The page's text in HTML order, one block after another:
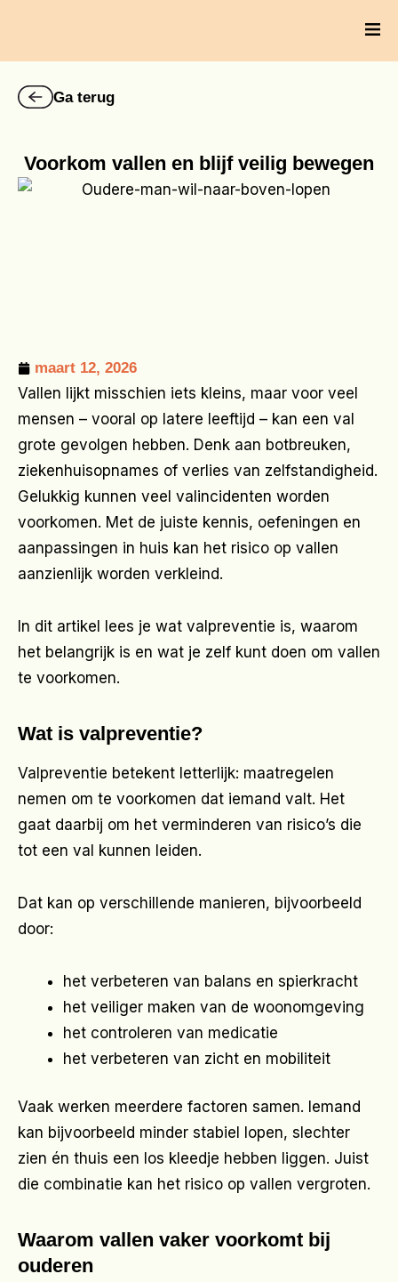
de
inhoud Ga terug
Voorkom vallen en blijf veilig bewegen
maart 12, 2026
Vallen lijkt misschien iets kleins, maar voor veel
mensen – vooral op latere leeftijd – kan een val
grote gevolgen hebben. Denk aan botbreuken,
ziekenhuisopnames of verlies van zelfstandigheid.
Gelukkig kunnen veel valincidenten worden
voorkomen. Met de juiste kennis, oefeningen en
aanpassingen in huis kan het risico op vallen
aanzienlijk worden verkleind.
In dit artikel lees je wat valpreventie is, waarom
het belangrijk is en wat je zelf kunt doen om vallen
te voorkomen.
Wat is valpreventie?
Valpreventie betekent letterlijk: maatregelen
nemen om te voorkomen dat iemand valt. Het
gaat daarbij om het verminderen van risico’s die
tot een val kunnen leiden.
Dat kan op verschillende manieren, bijvoorbeeld
door:
het verbeteren van balans en spierkracht
het veiliger maken van de woonomgeving
het controleren van medicatie
het verbeteren van zicht en mobiliteit
Vaak werken meerdere factoren samen. Iemand
kan bijvoorbeeld minder stabiel lopen, slechter
zien én thuis een los kleedje hebben liggen. Juist
die combinatie kan het risico op vallen vergroten.
Waarom vallen vaker voorkomt bij
ouderen